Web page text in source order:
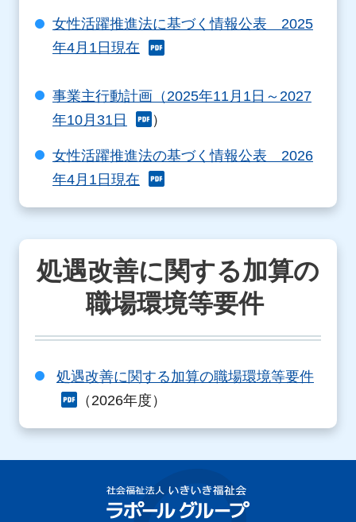
女性活躍推進法に基づく情報公表 2025
年4月1日現在
事業主行動計画（2025年11月1日～2027
年10月31日
）
女性活躍推進法の基づく情報公表 2026
年4月1日現在
処遇改善に関する加算の
職場環境等要件
処遇改善に関する加算の職場環境等要件
（2026年度）